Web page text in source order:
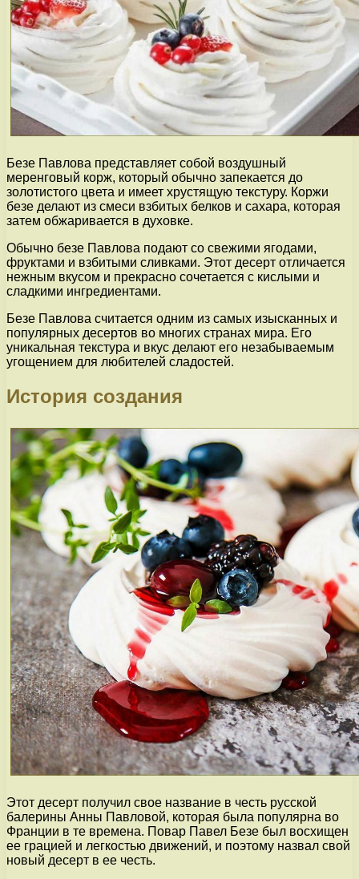
Безе Павлова представляет собой воздушный
меренговый корж, который обычно запекается до
золотистого цвета и имеет хрустящую текстуру. Коржи
безе делают из смеси взбитых белков и сахара, которая
затем обжаривается в духовке.
Обычно безе Павлова подают со свежими ягодами,
фруктами и взбитыми сливками. Этот десерт отличается
нежным вкусом и прекрасно сочетается с кислыми и
сладкими ингредиентами.
Безе Павлова считается одним из самых изысканных и
популярных десертов во многих странах мира. Его
уникальная текстура и вкус делают его незабываемым
угощением для любителей сладостей.
История создания
Этот десерт получил свое название в честь русской
балерины Анны Павловой, которая была популярна во
Франции в те времена. Повар Павел Безе был восхищен
ее грацией и легкостью движений, и поэтому назвал свой
новый десерт в ее честь.